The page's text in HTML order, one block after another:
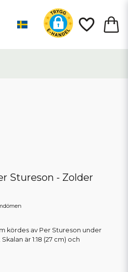
Stureson - Zolder
kördes av Per Stureson under
är 1:18 (27 cm) och